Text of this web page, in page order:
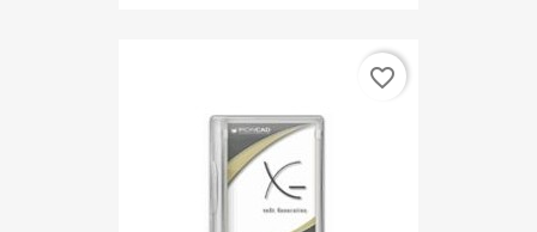
favorite_border